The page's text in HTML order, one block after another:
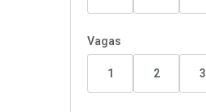
Vagas
1 2 3